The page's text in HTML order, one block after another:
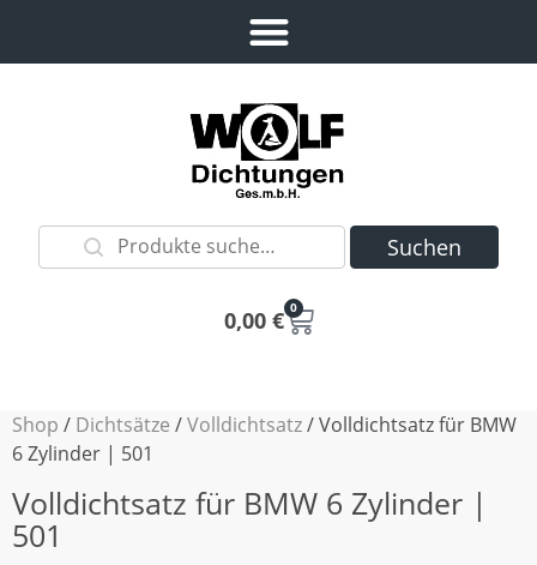
Suchen
0,00 € 0
Shop / Dichtsätze /Volldichtsatz/ Volldichtsatz für BMW
6 Zylinder | 501
Volldichtsatz für BMW 6 Zylinder |
501